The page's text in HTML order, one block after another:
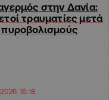
στην Δανία:
τραυματίες μετά
16:18